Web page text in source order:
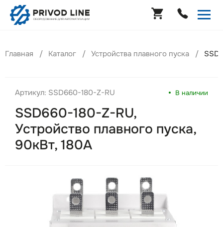
Главная Каталог Устройства плавного пуска
Артикул: SSD660-180-Z-RU В наличии
SSD660-180-Z-RU,
Устройство плавного пуска,
90кВт, 180А